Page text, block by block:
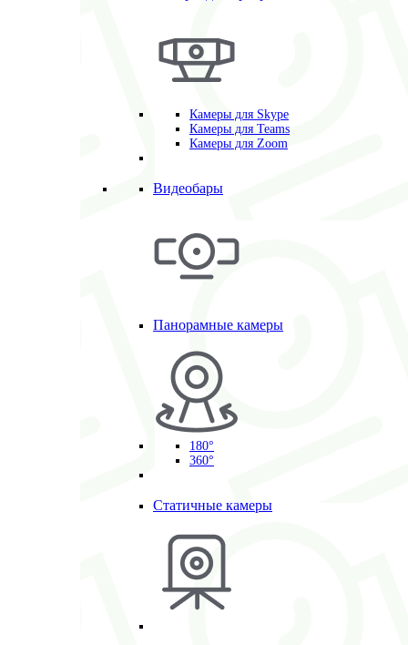
Камеры для Skype
Камеры для Teams
Камеры для Zoom
Видеобары
Панорамные камеры
180°
360°
Статичные камеры